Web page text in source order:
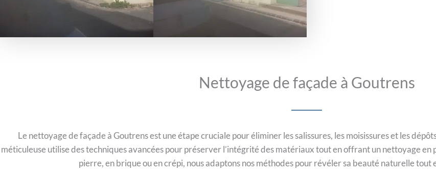
Nettoyage de façade à Goutrens
Le nettoyage de façade à Goutrens est une étape cruciale pour éliminer les salissures, les moisissures et les
méticuleuse utilise des techniques avancées pour préserver l’intégrité des matériaux tout en offrant un nettoyage
pierre, en brique ou en crépi, nous adaptons nos méthodes pour révéler sa beauté naturelle